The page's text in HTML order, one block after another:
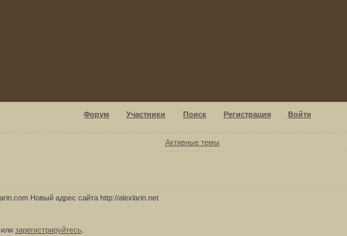
Форум Участники Поиск Регистрация Войти
Активные темы
Новый адрес сайта http://alexlarin.net
или зарегистрируйтесь